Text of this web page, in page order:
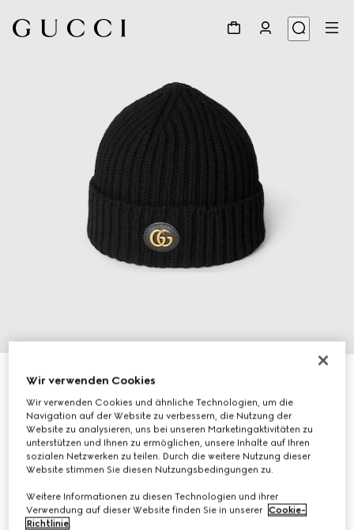
Mütze aus Wolle und Kaschmir mit Doppel G
€ 360
Variantenschwarz
Wir verwenden Cookies
Wir verwenden Cookies und ähnliche Technologien, um die
Navigation auf der Website zu verbessern, die Nutzung der
Website zu analysieren, uns bei unseren Marketingaktivitäten zu
unterstützen und Ihnen zu ermöglichen, unsere Inhalte auf Ihren
sozialen Netzwerken zu teilen. Durch die weitere Nutzung dieser
Website stimmen Sie diesen Nutzungsbedingungen zu.
Weitere Informationen zu diesen Technologien und ihrer
Verwendung auf dieser Website finden Sie in unserer Cookie-
Richtlinie.